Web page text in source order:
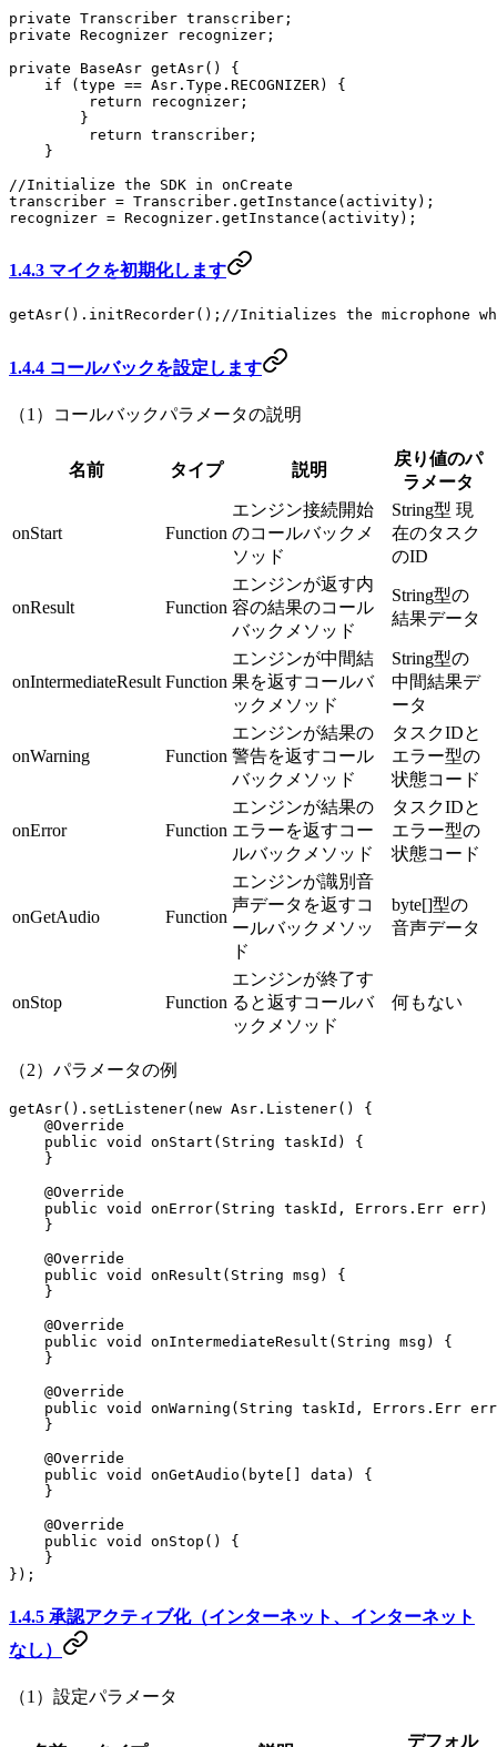
private Transcriber transcriber;
private Recognizer recognizer;
private BaseAsr getAsr() {
    if
(type == Asr.Type.RECOGNIZER) {
         return
recognizer;
        }
         return
transcriber;
    }
//Initialize the SDK in onCreate
transcriber = Transcriber. getInstance (activity);
recognizer = Recognizer. getInstance (activity);
1.4.3 マイクを初期化します
getAsr(). initRecorder(); //Initializes the
1.4.4 コールバックを設定します
（1）コールバックパラメータの説明
名前 タイプ 説明
戻り値のパ
ラメータ
onStart Function
エンジン接続開始
のコールバックメ
ソッド
String型 現
在のタスク
のID
onResult Function
エンジンが返す内
容の結果のコール
バックメソッド
String型の
結果データ
onIntermediateResult Function
エンジンが中間結
果を返すコールバ
ックメソッド
String型の
中間結果デ
ータ
onWarning Function
エンジンが結果の
警告を返すコール
バックメソッド
タスクIDと
エラー型の
状態コード
onError Function
エンジンが結果の
エラーを返すコー
ルバックメソッド
タスクIDと
エラー型の
状態コード
onGetAudio Function
エンジンが識別音
声データを返すコ
ールバックメソッ
ド
byte[]型の
音声データ
onStop Function
エンジンが終了す
ると返すコールバ
ックメソッド
何もない
（2）パラメータの例
getAsr(). setListener( new Asr. Listener() {
    @
Override
    public
void onStart (String taskId) {
    }
    @
Override
    public
void onError(String taskId, Errors.Err err)
    }
    @
Override
    public
void onResult (String msg) {
    }
    @
Override
    public
void onIntermediateResult (String msg) {
    }
    @
Override
    public
void onWarning (String taskId, Errors.Err
    }
    @
Override
    public
void onGetAudio ( byte [] data) {
    }
    @
Override
    public
void onStop () {
    }
});
1.4.5 承認アクティブ化（インターネット、インターネット
なし）
（1）設定パラメータ
デフォル